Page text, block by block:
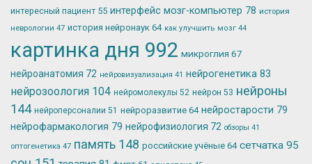
интересный пациент 55 интерфейс мозг-компьютер 78 история
неврологии 47 история нейронаук 64 как улучшить мозг 44
картинка дня 992 микроглия 67
нейроанатомия 72 нейровизуализация 41 нейрогенетика 83
нейрозоология 104 нейромолекулы 52 нейрон 53 нейроны
144 нейроперсоналии 51 нейроразвитие 64 нейростарости 79
нейрофармакология 79 нейрофизиология 72 обзоры 41
оптогенетика 47 память 148 российские учёные 64 сетчатка 95